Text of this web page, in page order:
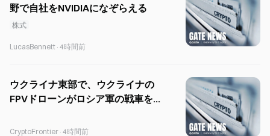
野で自社をNVIDIAになぞらえる
株式
LucasBennett · 4時間前
ウクライナ東部で、ウクライナの
FPVドローンがロシア軍の戦車を標
CryptoFrontier · 4時間前